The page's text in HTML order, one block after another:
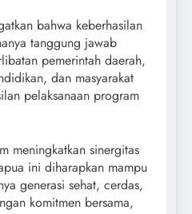
bahwa keberhasilan
tanggung jawab
pemerintah daerah,
dan masyarakat
pelaksanaan program
meningkatkan sinergitas
ini diharapkan mampu
generasi sehat, cerdas,
komitmen bersama,